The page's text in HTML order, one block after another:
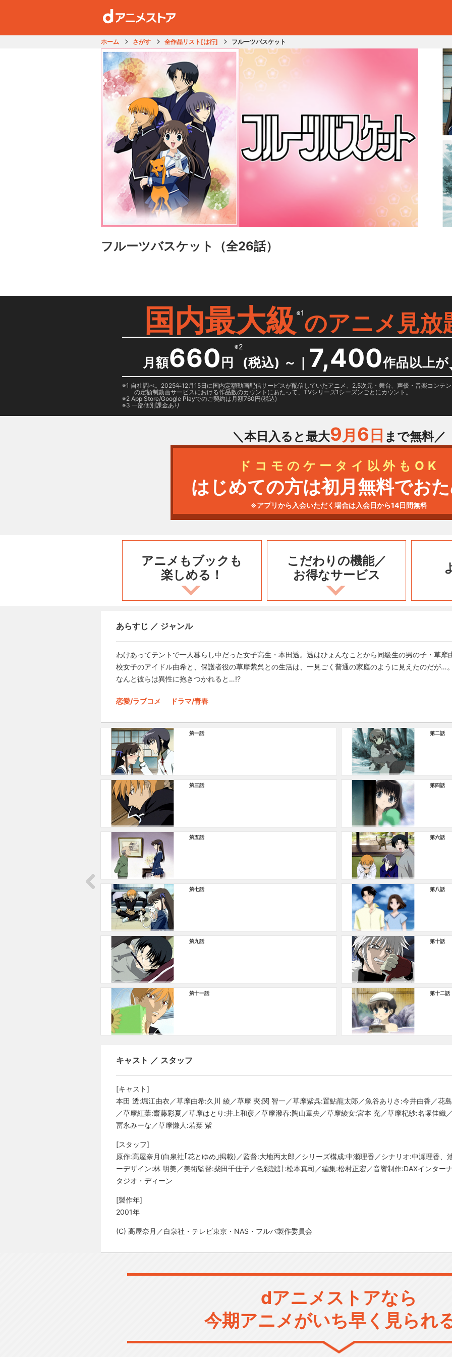
ホーム さがす 全作品リスト[は行] フルーツバスケット
フルーツバスケット （全26話）
国内最大級 ※1のアニメ見放
月額660 円
※2
(税込) ～ ｜ 7,400作品以上が
1 自社調べ。2025年12月15日に国内定額動画配信サービスが配信していたアニメ、2.5次元・舞台、声優・音楽コンテ
の定額制動画サービスにおける作品数のカウントにあたって、TVシリーズ1シーズンごとにカウント。
2 App Store/Google Playでのご契約は月額760円(税込)
3 一部個別課金あり
＼本日入ると最大9月 6 日 まで無料／
ドコモのケータイ以外もOK
はじめての方は初月無料でお
※アプリから入会いただく場合は入会日から14日間無料
アニメもブックも
楽しめる！
こだわりの機能／
お得なサービス
あらすじ ／ ジャンル
わけあってテントで一人暮らし中だった女子高生・本田透。透はひょんなことから同級生の男の子・草
校女子のアイドル由希と、保護者役の草摩紫呉との生活は、一見ごく普通の家庭のように見えたのだが…
なんと彼らは異性に抱きつかれると…!?
恋愛/ラブコメ ドラマ/青春
第一話 第二話
第三話 第四話
第五話 第六話
第七話 第八話
第九話 第十話
第十一話 第十二話
キャスト ／ スタッフ
[キャスト]
本田 透:堀江由衣／草摩由希:久川 綾／草摩 夾:関 智一／草摩紫呉:置鮎龍太郎／魚谷ありさ:今井由香／花
／草摩紅葉:齋藤彩夏／草摩はとり:井上和彦／草摩潑春:陶山章央／草摩綾女:宮本 充／草摩杞紗:名塚佳織
冨永みーな／草摩慊人:若葉 紫
[スタッフ]
原作:高屋奈月(白泉社｢花とゆめ｣掲載)／監督:大地丙太郎／シリーズ構成:中瀬理香／シナリオ:中瀬理香、
ーデザイン:林 明美／美術監督:柴田千佳子／色彩設計:松本真司／編集:松村正宏／音響制作:DAXインター
タジオ・ディーン
[製作年]
2001年
(C) 高屋奈月／白泉社・テレビ東京・NAS・フルバ製作委員会
dアニメストアなら
今期アニメがいち早く見られ